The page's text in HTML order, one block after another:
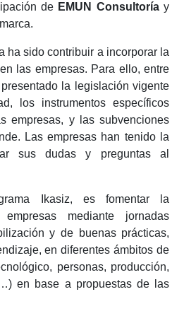
de EMUN Consultoríay
ha sido contribuir a incorporar la
las empresas. Para ello, entre
la legislación vigente
los instrumentos específicos
empresas, y las subvenciones
Las empresas han tenido la
sus dudas y preguntas al
Ikasiz, es fomentar la
mediante jornadas
y de buenas prácticas,
en diferentes ámbitos de
personas, producción,
en base a propuestas de las